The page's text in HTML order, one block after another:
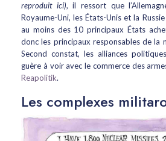
reproduit ici), il ressort que
Royaume-Uni, les États-Unis et la
au moins des 10 principaux États
donc les principaux responsables de la
Second constat, les alliances
guère à voir avec le commerce des
Reapolitik.
Les complexes